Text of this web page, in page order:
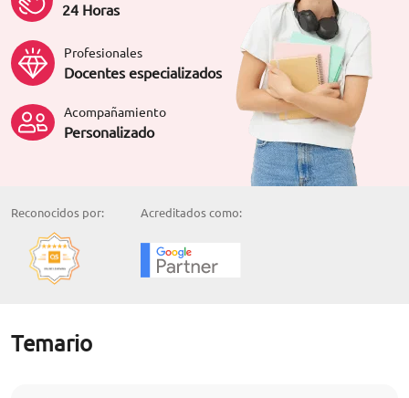
24 Horas
Profesionales
Docentes especializados
Acompañamiento
Personalizado
Reconocidos por: Acreditados como:
Temario